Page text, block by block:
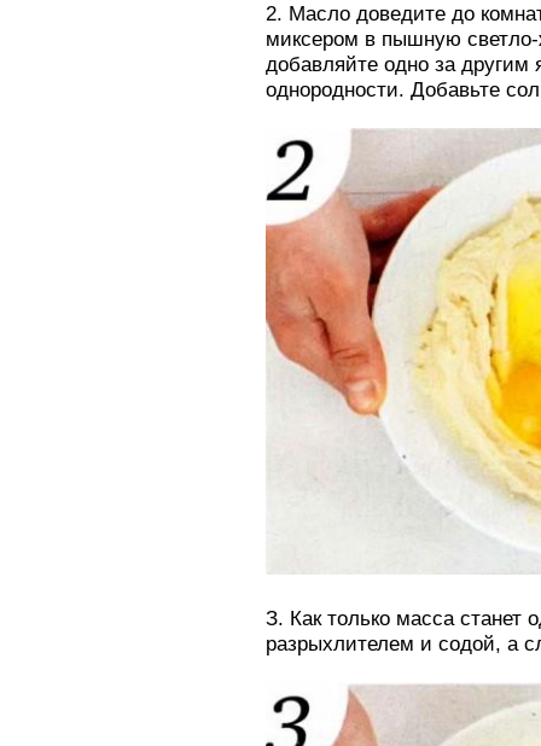
2. Масло доведите до
миксером в пышную
добавляйте одно за
однородности. Добавьте
З. Как только масса станет
разрыхлителем и содой, а